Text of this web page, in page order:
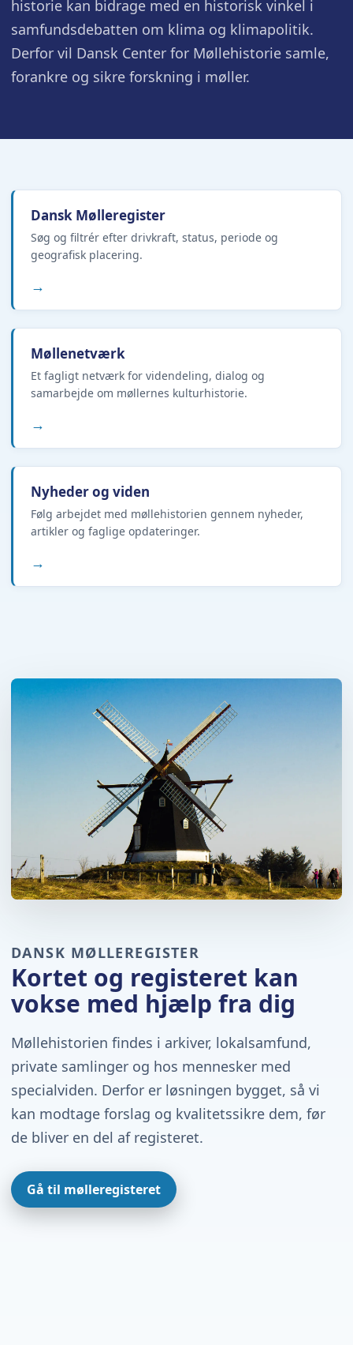
historie kan bidrage med en historisk vinkel i
samfundsdebatten om klima og klimapolitik.
Derfor vil Dansk Center for Møllehistorie samle,
forankre og sikre forskning i møller.
Dansk Mølleregister
Søg og filtrér efter drivkraft, status, periode og
geografisk placering.
→
Møllenetværk
Et fagligt netværk for videndeling, dialog og
samarbejde om møllernes kulturhistorie.
→
Nyheder og viden
Følg arbejdet med møllehistorien gennem nyheder,
artikler og faglige opdateringer.
→
DANSK MØLLEREGISTER
Kortet og registeret kan
vokse med hjælp fra dig
Møllehistorien findes i arkiver, lokalsamfund,
private samlinger og hos mennesker med
specialviden. Derfor er løsningen bygget, så vi
kan modtage forslag og kvalitetssikre dem, før
de bliver en del af registeret.
Gå til mølleregisteret